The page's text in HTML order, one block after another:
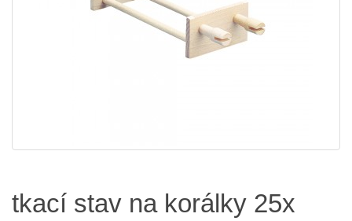
tkací stav na korálky 25x